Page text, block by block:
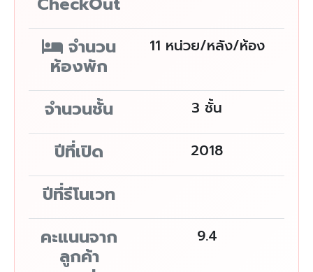
จำนวน
ห้องพัก
11 หน่วย/หลัง/ห้อง
จำนวนชั้น 3 ชั้น
ปีที่เปิด 2018
ปีที่รีโนเวท
คะแนนจาก
ลูกค้า
9.4